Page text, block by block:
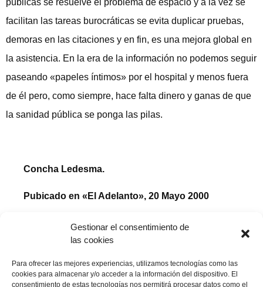
Gestionar el consentimiento de
las cookies
Para ofrecer las mejores experiencias, utilizamos tecnologías como las
cookies para almacenar y/o acceder a la información del dispositivo. El
consentimiento de estas tecnologías nos permitirá procesar datos como el
públicas se resuelve el problema de espacio y a la vez se
facilitan las tareas burocráticas se evita duplicar pruebas,
demoras en las citaciones y en fin, es una mejora global en
la asistencia. En la era de la información no podemos seguir
paseando «papeles íntimos» por el hospital y menos fuera
de él pero, como siempre, hace falta dinero y ganas de que
la sanidad pública se ponga las pilas.
Concha Ledesma.
Pubicado en «El Adelanto», 20 Mayo 2000
Compartir publicación